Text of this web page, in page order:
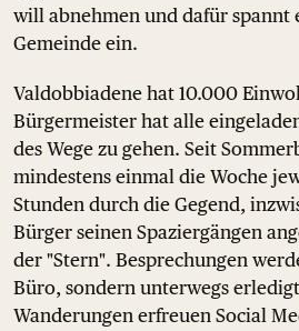
will abnehmen und dafür spannt
Gemeinde ein.
Valdobbiadene hat 10.000
Bürgermeister hat alle
des Wege zu gehen. Seit
mindestens einmal die Woche
Stunden durch die Gegend,
Bürger seinen Spaziergängen
der "Stern". Besprechungen
Büro, sondern unterwegs
Wanderungen erfreuen Social